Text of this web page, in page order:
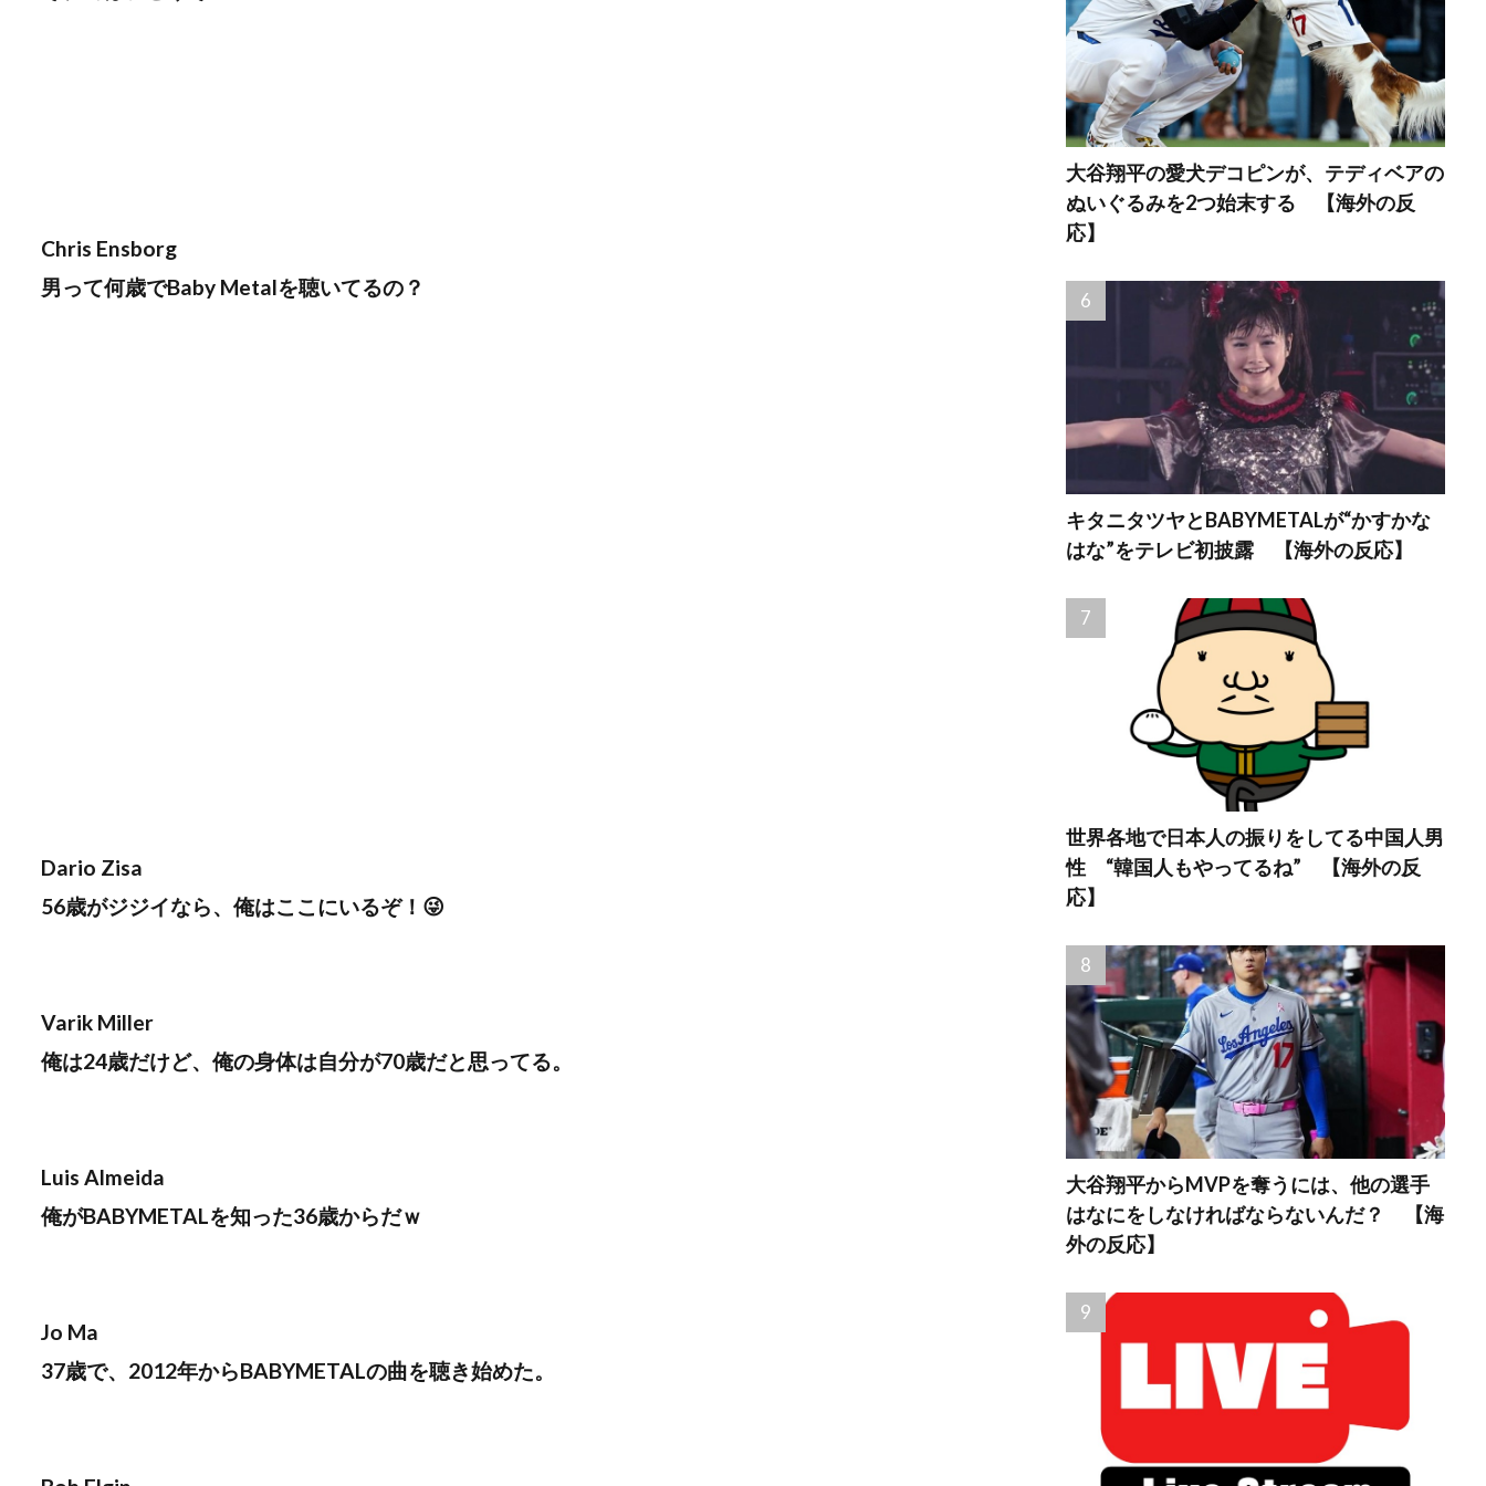
Chris Ensborg
男って何歳でBaby Metalを聴いてるの？
Dario Zisa
56歳がジジイなら、俺はここにいるぞ！😜
Varik Miller
俺は24歳だけど、俺の身体は自分が70歳だと思ってる。
Luis Almeida
俺がBABYMETALを知った36歳からだｗ
Jo Ma
37歳で、2012年からBABYMETALの曲を聴き始めた。
大谷翔平の愛犬デコピンが、テディベアの
ぬいぐるみを2つ始末する 【海外の反
応】
キタニタツヤとBABYMETALが“かすかな
はな”をテレビ初披露 【海外の反応】
世界各地で日本人の振りをしてる中国人男
性 “韓国人もやってるね” 【海外の反
応】
大谷翔平からMVPを奪うには、他の選手
はなにをしなければならないんだ？ 【海
外の反応】